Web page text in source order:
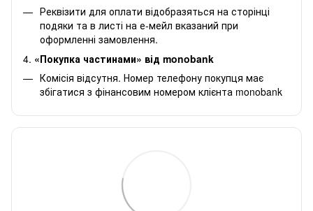
Реквізити для оплати відобразяться на сторінці
подяки та в листі на е-мейл вказаний при
оформленні замовлення.
4. «Покупка частинами» від monobank
Комісія відсутня. Номер телефону покупця має
збігатися з фінансовим номером клієнта monobank